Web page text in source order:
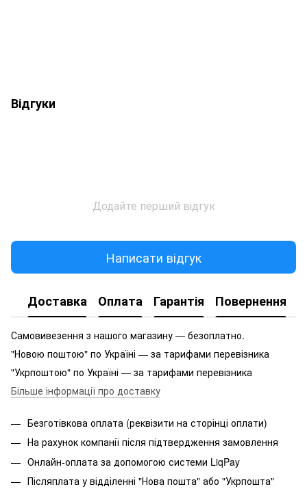
Відгуки
Додайте перший відгук
Написати відгук
Доставка Оплата Гарантія Повернення
Самовивезення з нашого магазину — безоплатно.
"Новою поштою" по Україні — за тарифами перевізника
"Укрпоштою" по Україні — за тарифами перевізника
Більше інформації про доставку
Безготівкова оплата (реквізити на сторінці оплати)
На рахунок компанії після підтвердження замовлення
Онлайн-оплата за допомогою системи LiqPay
Післяплата у відділенні "Нова пошта" або "Укрпошта"